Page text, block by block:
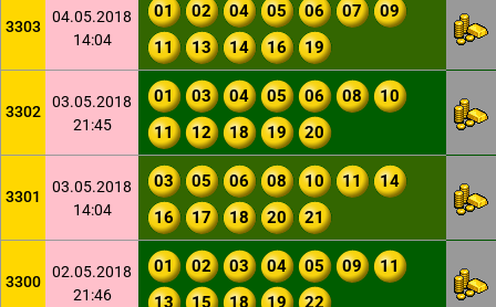
3303
04.05.2018
14:04
01 02 04 05 06 07
09
11
13 14 16 19
3302
03.05.2018
21:45
01 03 04 05 06 08
10
11
12 18 19 20
3301
03.05.2018
14:04
03 05 06 08 10 11
14
16
17 18 20 21
3300
02.05.2018
21:46
01 02 03 04 05 09
11
13
15 18 19 22